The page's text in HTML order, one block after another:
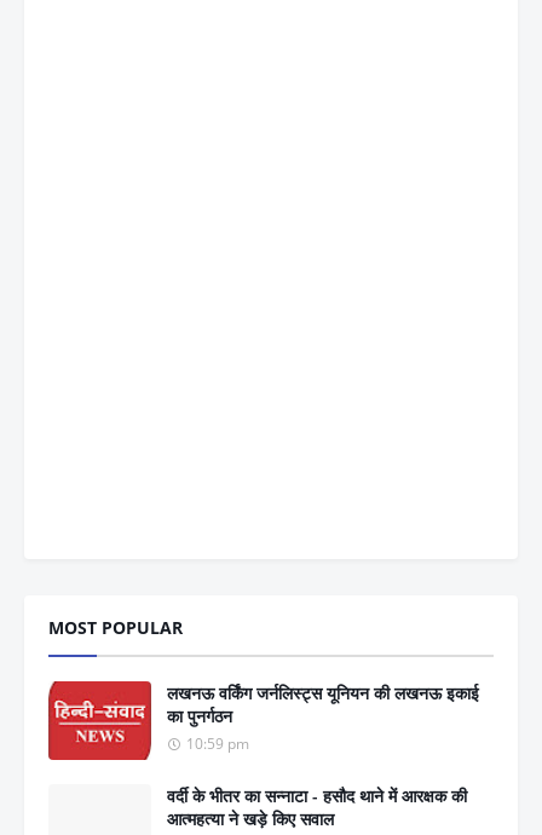
MOST POPULAR
लखनऊ वर्किंग जर्नलिस्ट्स यूनियन की लखनऊ इकाई
का पुनर्गठन
10:59 pm
वर्दी के भीतर का सन्नाटा - हसौद थाने में आरक्षक की
आत्महत्या ने खड़े किए सवाल